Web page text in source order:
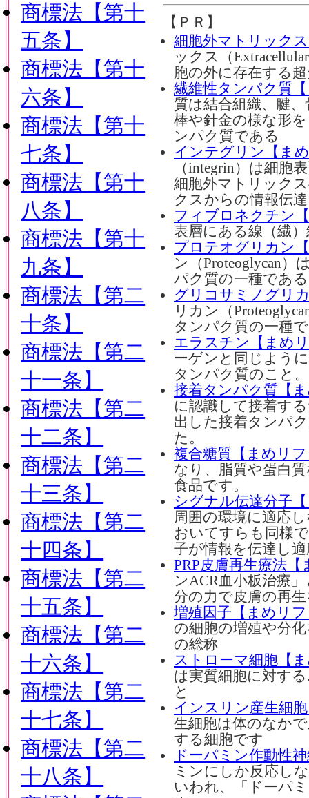
【ＰＲ】
細胞外マトリック
ックス（
胞の外に存在する
繊維性タンパク質
質は結合組織、腱
棒や針金の様な形
ンパク質である
インテグリン【ま
（integrin）は細胞
細胞外マトリック
クスからの情報伝
フィブロネクチン
表層にある線（繊
プロテオグリカン
ン（Proteoglycan）
パク質の一種であ
グリコサミノグリ
リカン（
タンパク質の一種
エラスチン【まめ
ーゲンと同じよう
タンパク質のこと
接着タンパク質【
に認識して接着す
出した接着タンパ
た。
複合糖質【まめリ
なり、脂質や蛋白
食品です。
シグナル伝達分子
周囲の環境に適応
おいてすらも同様
子が情報を伝達し
PRP皮膚再生療法
ンACR血小板治療
分の力で皮膚の再
増殖因子【まめリ
の細胞の増殖や分
の総称
ストローマ細胞【
は実質細胞に対す
と
インスリン産生細
生細胞は体のなか
する細胞です
ドーパミン作動性
ミンにしか反応し
いわれ、「ドーパ
商標法【第十
五条】
商標法【第十
六条】
商標法【第十
七条】
商標法【第十
八条】
商標法【第十
九条】
商標法【第二
十条】
商標法【第二
十一条】
商標法【第二
十二条】
商標法【第二
十三条】
商標法【第二
十四条】
商標法【第二
十五条】
商標法【第二
十六条】
商標法【第二
十七条】
商標法【第二
十八条】